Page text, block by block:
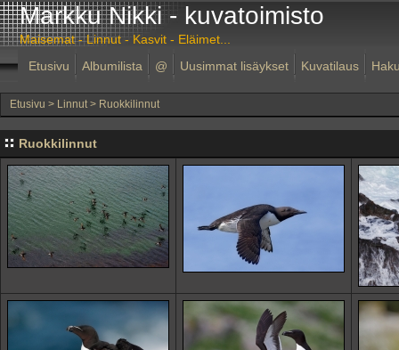
Markku Nikki - kuvatoimisto
Maisemat - Linnut - Kasvit - Eläimet...
Etusivu
Albumilista @ Uusimmat lisäykset Kuvatilaus
Etusivu > Linnut> Ruokkilinnut
Ruokkilinnut